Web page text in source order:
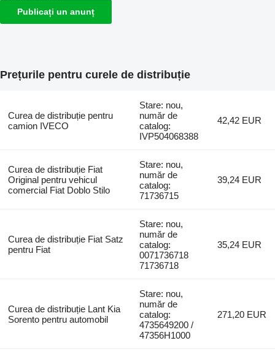
Publicați un anunț
Prețurile pentru curele de distribuție
Curea de distribuție pentru
camion IVECO
Stare: nou,
număr de
catalog:
IVP504068388
42,42 EUR
Curea de distribuție Fiat
Original pentru vehicul
comercial Fiat Doblo Stilo
Stare: nou,
număr de
catalog:
71736715
39,24 EUR
Curea de distribuție Fiat Satz
pentru Fiat
Stare: nou,
număr de
catalog:
0071736718
71736718
35,24 EUR
Curea de distribuție Lant Kia
Sorento pentru automobil
Stare: nou,
număr de
catalog:
4735649200 /
47356H1000
271,20 EUR